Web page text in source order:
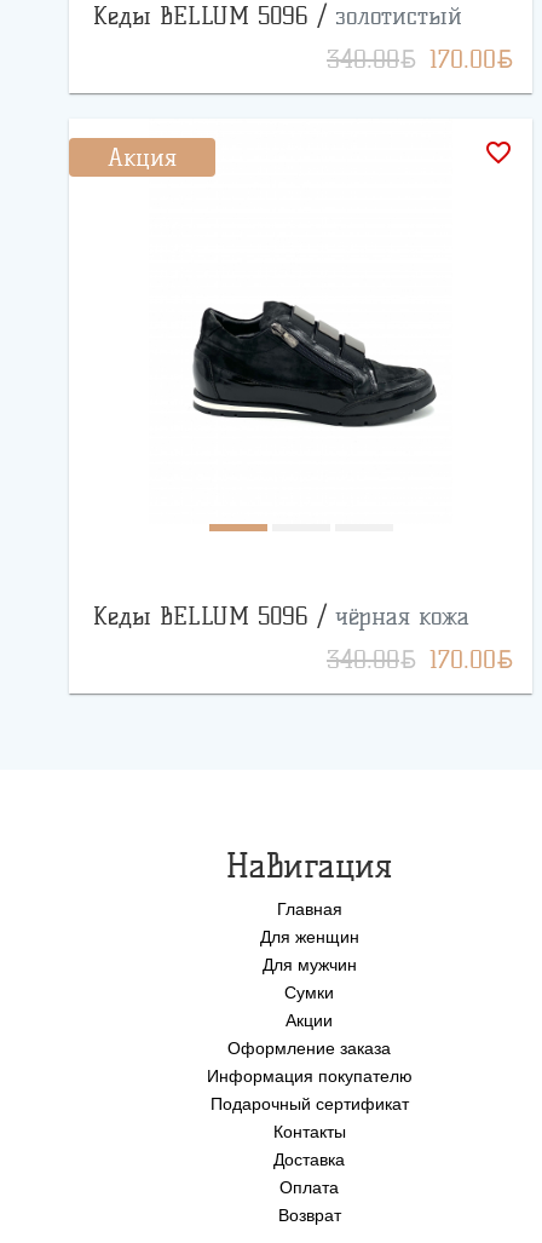
Кеды BELLUM 5096 / золотистый
340.00BYN 170.00BYN
Акция favorite_border
Кеды BELLUM 5096 / чёрная кожа
340.00BYN 170.00BYN
Навигация
Главная
Для женщин
Для мужчин
Сумки
Акции
Оформление заказа
Информация покупателю
Подарочный сертификат
Контакты
Доставка
Оплата
Возврат